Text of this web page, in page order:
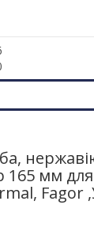
великої
165 мм
Fagor